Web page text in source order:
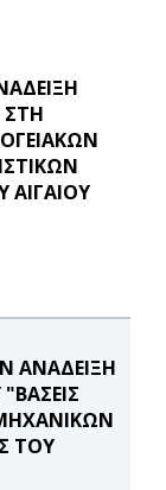
ΑΝΑΔΕΙΞΗ
ΤΟΥ